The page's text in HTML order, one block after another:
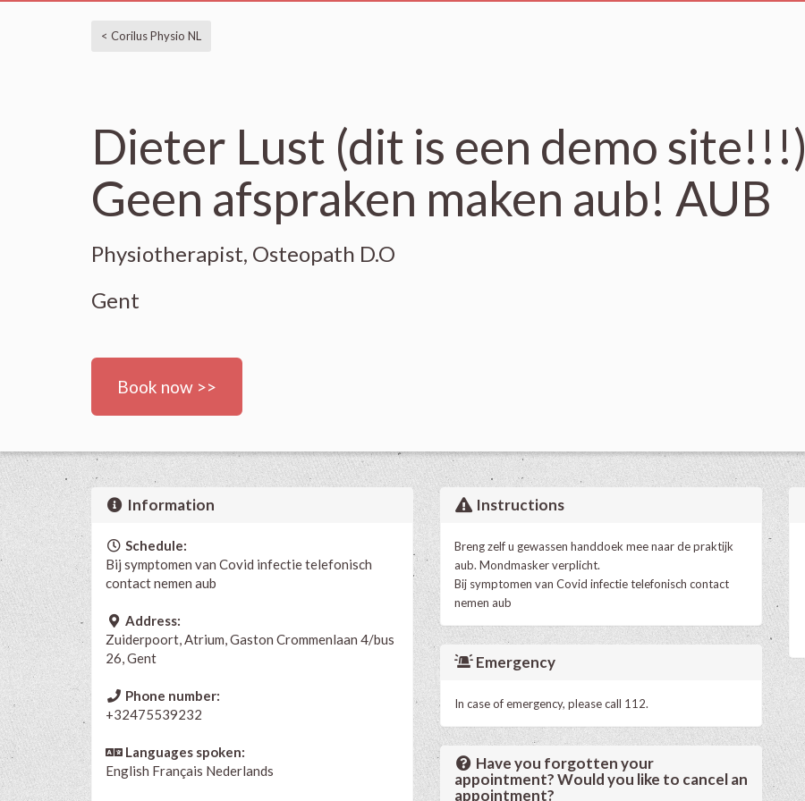
< Corilus Physio NL
Dieter Lust (dit is een demo site!!!)
Geen afspraken maken aub! AUB
Physiotherapist, Osteopath D.O
Gent
Book now >>
Information
Schedule:
Bij symptomen van Covid infectie telefonisch
contact nemen aub
Address:
Zuiderpoort, Atrium, Gaston Crommenlaan 4/bus
26, Gent
Phone number:
+32475539232
Languages spoken:
English Français Nederlands
Instructions
Breng zelf u gewassen handdoek mee naar de praktijk
aub. Mondmasker verplicht.
Bij symptomen van Covid infectie telefonisch contact
nemen aub
Emergency
In case of emergency, please call 112.
Have you forgotten your
appointment? Would you like to cancel an
appointment?